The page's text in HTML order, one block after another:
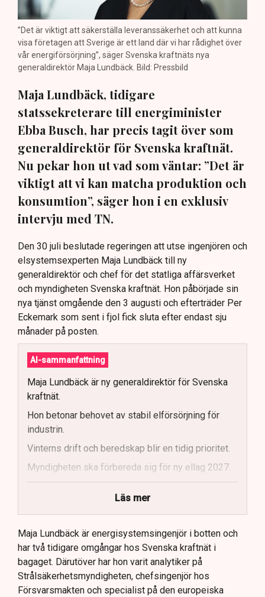
”Det är viktigt att säkerställa leveranssäkerhet och att kunna
visa företagen att Sverige är ett land där vi har rådighet över
vår energiförsörjning”, säger Svenska kraftnäts nya
generaldirektör Maja Lundbäck. Bild: Pressbild
Maja Lundbäck, tidigare
statssekreterare till energiminister
Ebba Busch, har precis tagit över som
generaldirektör för Svenska kraftnät.
Nu pekar hon ut vad som väntar: ”Det är
viktigt att vi kan matcha produktion och
konsumtion”, säger hon i en exklusiv
intervju med TN.
Den 30 juli beslutade regeringen att utse ingenjören och
elsystemsexperten Maja Lundbäck till ny
generaldirektör och chef för det statliga affärsverket
och myndigheten Svenska kraftnät. Hon påbörjade sin
nya tjänst omgående den 3 augusti och efterträder Per
Eckemark som sent i fjol fick sluta efter endast sju
månader på posten.
AI-sammanfattning
Maja Lundbäck är ny generaldirektör för Svenska
kraftnät.
Hon betonar behovet av stabil elförsörjning för
industrin.
Vinterns drift och beredskap blir en tidig prioritet.
Myndigheten ska förbereda sig för ny ellag 2027.
Maja Lundbäck vill se en mer proaktiv
Läs mer
Maja Lundbäck är energisystemsingenjör i botten och
har två tidigare omgångar hos Svenska kraftnät i
bagaget. Därutöver har hon varit analytiker på
Strålsäkerhetsmyndigheten, chefsingenjör hos
Försvarsmakten och specialist på den europeiska